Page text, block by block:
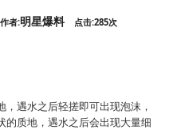
作者:明星爆料 点击:285次
遇水之后轻搓即可出现泡沫，
的质地，遇水之后会出现大量细